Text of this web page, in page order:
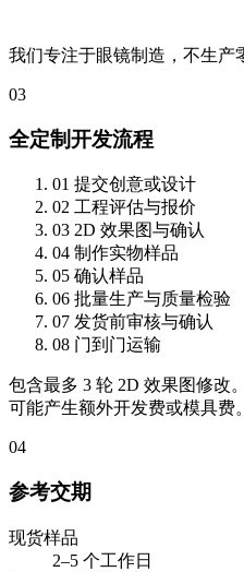
我们专注于眼镜制造，不生产
03
全定制开发流程
01 提交创意或设计
02 工程评估与报价
03 2D 效果图与确认
04 制作实物样品
05 确认样品
06 批量生产与质量检验
07 发货前审核与确认
08 门到门运输
包含最多 3 轮 2D 效果图修改
可能产生额外开发费或模具费。
04
参考交期
现货样品
2–5 个工作日